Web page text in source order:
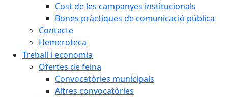
Cost de les campanyes institucionals
Bones pràctiques de comunicació pública
Contacte
Hemeroteca
Treball i economia
Ofertes de feina
Convocatòries municipals
Altres convocatòries